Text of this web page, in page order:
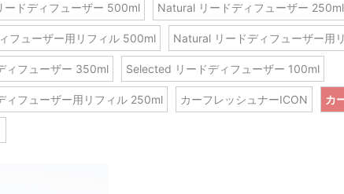
ードディフューザー 500ml Natural リードディフューザー 250ml
フューザー用リフィル 500ml Natural リードディフューザー用
ィフューザー 350ml Selected リードディフューザー 100ml
ィフューザー用リフィル 250ml カーフレッシュナーICON カ